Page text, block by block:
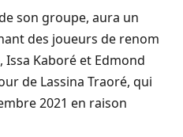
son groupe, aura un
des joueurs de renom
Kaboré et Edmond
de Lassina Traoré, qui
2021 en raison